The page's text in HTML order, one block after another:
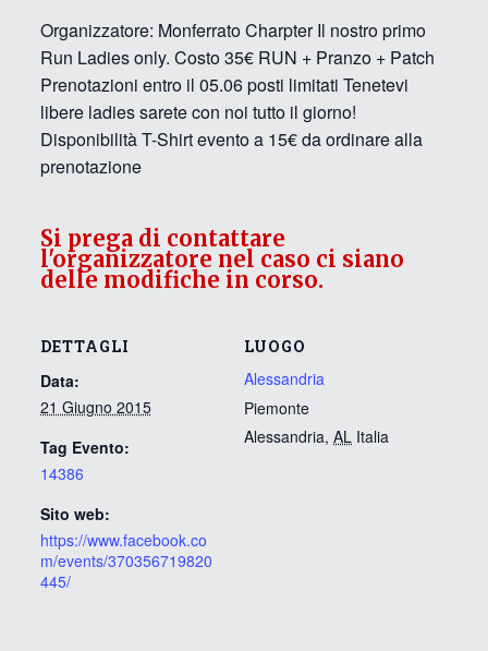
Organizzatore: Monferrato Charpter Il nostro primo
Run Ladies only. Costo 35€ RUN + Pranzo + Patch
Prenotazioni entro il 05.06 posti limitati Tenetevi
libere ladies sarete con noi tutto il giorno!
Disponibilità T-Shirt evento a 15€ da ordinare alla
prenotazione
DETTAGLI
Data:
21 Giugno 2015
Tag Evento:
14386
Sito web:
https://www.facebook.co
m/events/370356719820
445/
LUOGO
Alessandria
Piemonte
Alessandria, AL Italia
Si prega di contattare
l'organizzatore nel caso ci siano
delle modifiche in corso.